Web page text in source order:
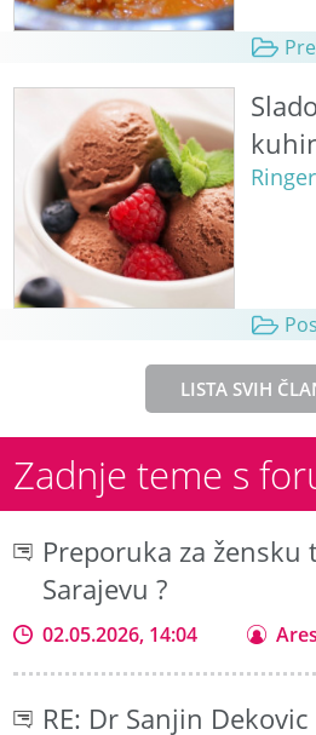
LISTA SVIH
Zadnje teme s
Preporuka za žensku
Sarajevu ?
02.05.2026, 14:04 Ares
RE: Dr Sanjin Dekovic